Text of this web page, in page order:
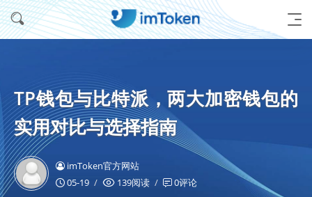
TP钱包与比特派，两大加密钱包的
实用对比与选择指南
imToken官方网站
05-19
139阅读 0评论